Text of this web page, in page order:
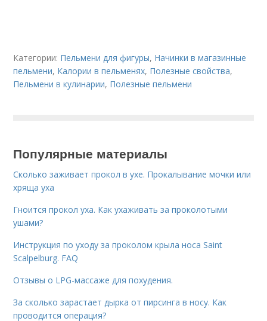
Категории: Пельмени для фигуры, Начинки в магазинные
пельмени, Калории в пельменях, Полезные свойства,
Пельмени в кулинарии, Полезные пельмени
Популярные материалы
Сколько заживает прокол в ухе. Прокалывание мочки или
хряща уха
Гноится прокол уха. Как ухаживать за проколотыми
ушами?
Инструкция по уходу за проколом крыла носа Saint
Scalpelburg. FAQ
Отзывы о LPG-массаже для похудения.
За сколько зарастает дырка от пирсинга в носу. Как
проводится операция?